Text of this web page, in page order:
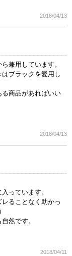
2018/04/13
兼用しています。
ブラックを愛用し
商品があればいい
2018/04/13
っています。
ることなく助かっ
然です。
2018/04/11